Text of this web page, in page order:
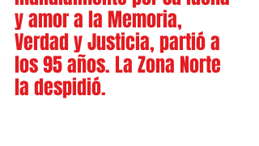
y amor a la Memoria,
Verdad y Justicia, partió a
los 95 años. La Zona Norte
la despidió.